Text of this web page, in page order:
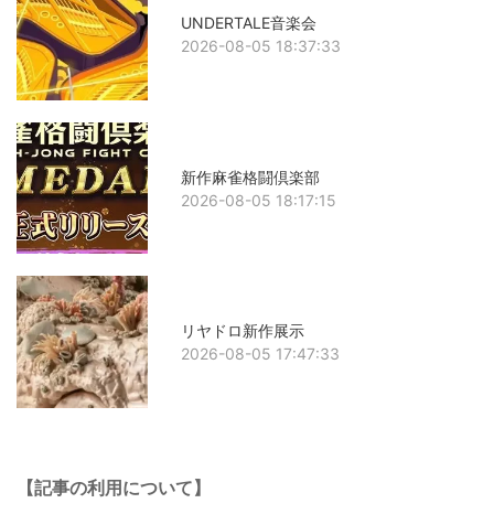
UNDERTALE音楽会
2026-08-05 18:37:33
新作麻雀格闘倶楽部
2026-08-05 18:17:15
リヤドロ新作展示
2026-08-05 17:47:33
【記事の利用について】